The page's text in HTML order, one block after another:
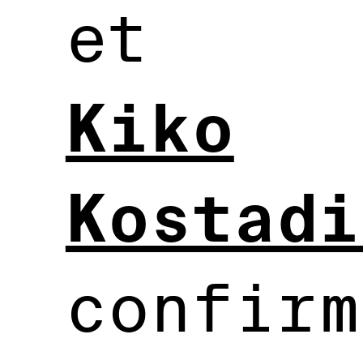
et
Kiko